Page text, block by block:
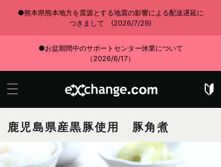
●熊本県熊本地方を震源とする地震の影響による配送遅延に
つきまして (2026/7/29)
●お盆期間中のサポートセンター休業について
（2026/6/17）
鹿児島県産黒豚使用 豚角煮